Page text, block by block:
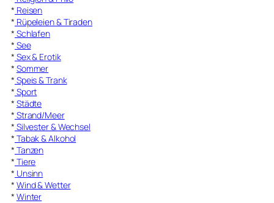
* Reisen
* Rüpeleien & Tiraden
* Schlafen
* See
* Sex & Erotik
* Sommer
* Speis & Trank
* Sport
* Städte
* Strand/Meer
* Silvester & Wechsel
* Tabak & Alkohol
* Tanzen
* Tiere
* Unsinn
* Wind & Wetter
* Winter